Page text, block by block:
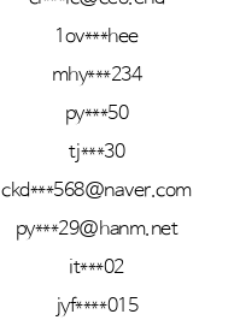
1ov***hee
mhy***234
py***50
tj***30
ckd***568@naver.com
py***29@hanm.net
it***02
jyf****015